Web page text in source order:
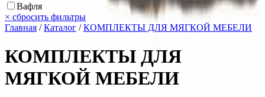
Вафля
× сбросить фильтры
Главная /Каталог /КОМПЛЕКТЫ ДЛЯ МЯГКОЙ МЕБЕЛИ
КОМПЛЕКТЫ ДЛЯ
МЯГКОЙ МЕБЕЛИ